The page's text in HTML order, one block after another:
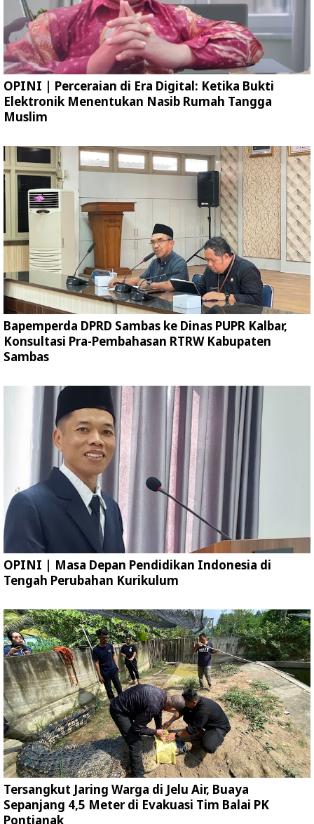
OPINI | Perceraian di Era Digital: Ketika Bukti
Elektronik Menentukan Nasib Rumah Tangga
Muslim
Bapemperda DPRD Sambas ke Dinas PUPR Kalbar,
Konsultasi Pra-Pembahasan RTRW Kabupaten
Sambas
OPINI | Masa Depan Pendidikan Indonesia di
Tengah Perubahan Kurikulum
Tersangkut Jaring Warga di Jelu Air, Buaya
Sepanjang 4,5 Meter di Evakuasi Tim Balai PK
Pontianak